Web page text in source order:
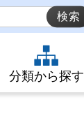
分類から探す